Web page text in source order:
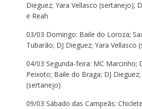
Dieguez; Yara Vellasco (sertanejo);
e Reah
03/03 Domingo: Baile do Loroza;
Tubarão; DJ Dieguez; Yara Vellasco
04/03 Segunda-feira: MC Marcinho;
Peixoto; Baile do Braga; DJ
(sertanejo)
09/03 Sábado das Campeãs: